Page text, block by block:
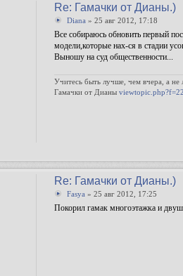
Re: Гамачки от Дианы.)
Diana » 25 авг 2012, 17:18
Все собираюсь обновить первый
модели,которые нах-ся в стадии
Выношу на суд общественности...
Учитесь быть лучше, чeм вчера, а не
Гамачки от Дианы
Re: Гамачки от Дианы.)
Fasya » 25 авг 2012, 17:25
Покорил гамак многоэтажка и